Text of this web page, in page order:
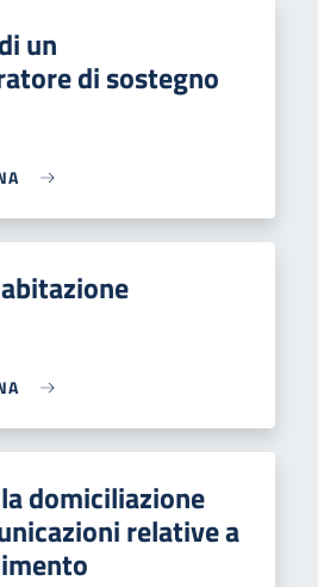
un
di sostegno
domiciliazione
relative a